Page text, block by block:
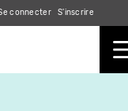
connecter S'inscrire